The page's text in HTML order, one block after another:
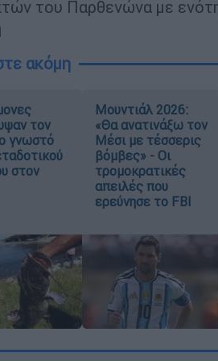
του Παρθενώνα με
ακόμη
τον
γνωστό
στον
Μουντιάλ 2026:
«Θα ανατινάξω τον
Μέσι με τέσσερις
βόμβες» - Οι
τρομοκρατικές
απειλές που
ερεύνησε το FBI